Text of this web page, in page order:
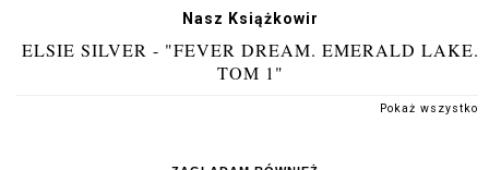
Nasz Książkowir
ELSIE SILVER - "FEVER DREAM. EMERALD LAKE.
TOM 1"
Pokaż wszystko